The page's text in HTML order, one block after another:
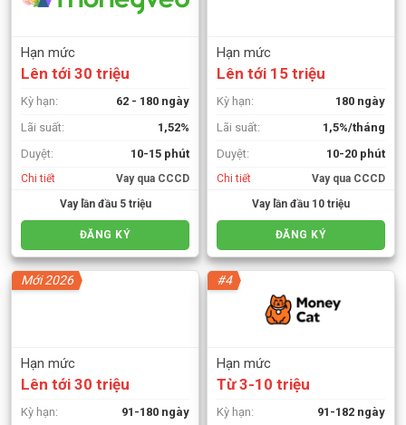
Hạn mức
Lên tới 30 triệu
Kỳ hạn:
62 - 180 ngày
Lãi suất:
1,52%
Duyệt:
10-15 phút
Chi tiết
Vay qua CCCD
Vay lần đầu 5 triệu
ĐĂNG KÝ
Hạn mức
Lên tới 15 triệu
Kỳ hạn:
180 ngày
Lãi suất:
1,5%/tháng
Duyệt:
10-20 phút
Chi tiết
Vay qua CCCD
Vay lần đầu 10 triệu
ĐĂNG KÝ
Mới 2026
Hạn mức
Lên tới 30 triệu
Kỳ hạn: 91-180 ngày
#4
Hạn mức
Từ 3-10 triệu
Kỳ hạn: 91-182 ngày